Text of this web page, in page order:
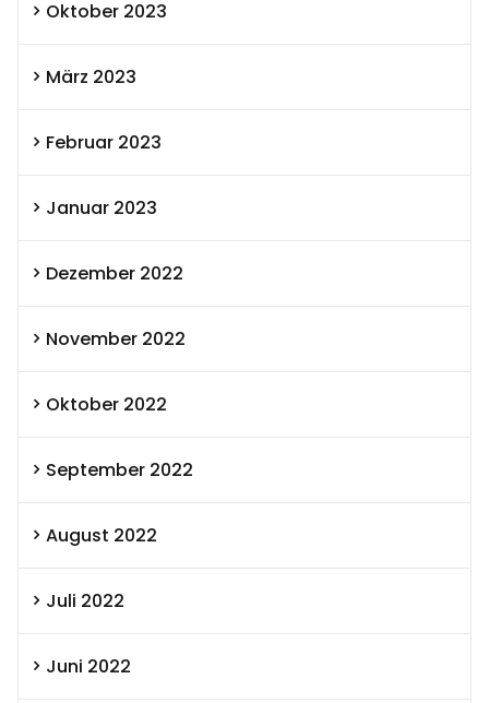
Oktober 2023
März 2023
Februar 2023
Januar 2023
Dezember 2022
November 2022
Oktober 2022
September 2022
August 2022
Juli 2022
Juni 2022